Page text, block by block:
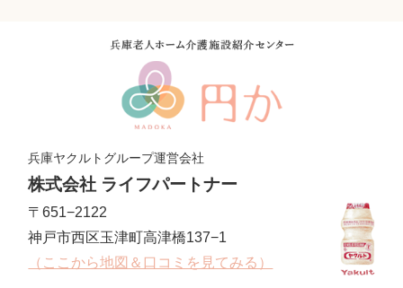
兵庫ヤクルトグループ運営会社
株式会社 ライフパートナー
〒651−2122
神戸市西区玉津町高津橋137−1
（ここから地図＆口コミを見てみる）